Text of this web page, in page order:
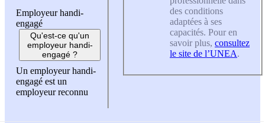
Employeur handi-
engagé
Qu'est-ce qu'un
employeur handi-
engagé ?
Un employeur handi-
engagé est un
employeur reconnu
des conditions
adaptées à ses
capacités. Pour en
savoir plus, consultez
le site de l’UNEA.